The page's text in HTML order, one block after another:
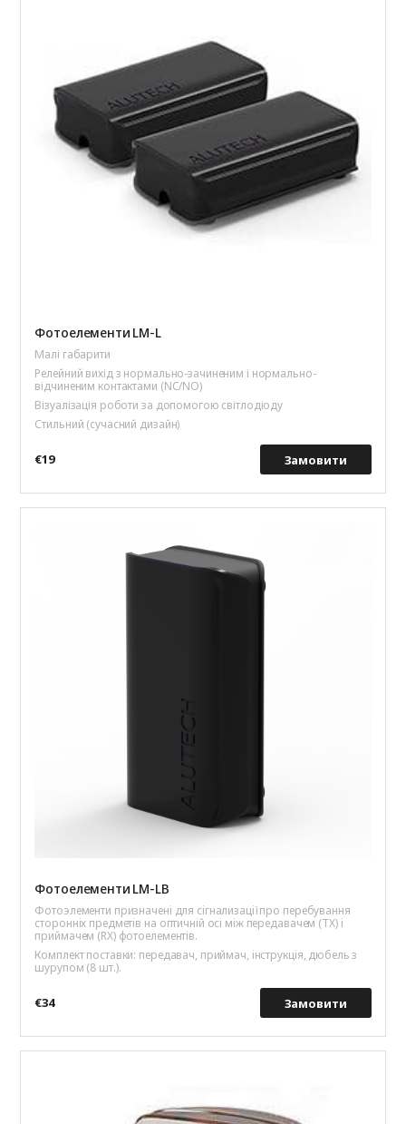
Фотоелементи LM-L
Малі габарити
Релейний вихід з нормально-зачиненим і нормально-
відчиненим контактами (NC/NO)
Візуалізація роботи за допомогою світлодіоду
Стильний (сучасний дизайн)
€19 Замовити
Фотоелементи LM-LB
Фотоэлементи призначенi для сiгнализацiї про перебування
стороннiх предметiв на оптичнiй осi мiж передавачем (ТХ) i
приймачем (RX) фотоелементiв.
Комплект поставки: передавач, приймач, iнструкцiя, дюбель з
шурупом (8 шт.).
€34 Замовити